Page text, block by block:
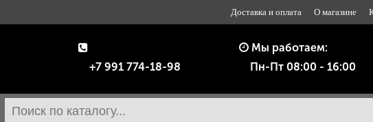
Доставка и оплата О магазине
+7 991 774-18-98
Мы работаем:
Пн-Пт 08:00 - 16:00